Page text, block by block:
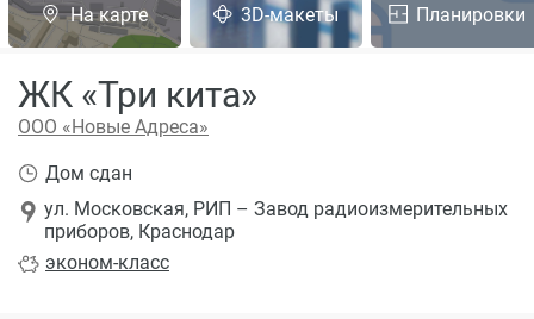
На карте 3D-макеты Планировки
ЖК «Три кита»
ООО «Новые Адреса»
эконом-класс
ул. Московская, РИП – Завод радиоизмерительных
приборов, Краснодар
Дом сдан